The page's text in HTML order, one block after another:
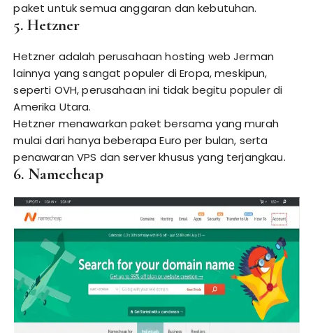
paket untuk semua anggaran dan kebutuhan.
5. Hetzner
Hetzner adalah perusahaan hosting web Jerman
lainnya yang sangat populer di Eropa, meskipun,
seperti OVH, perusahaan ini tidak begitu populer di
Amerika Utara.
Hetzner menawarkan paket bersama yang murah
mulai dari hanya beberapa Euro per bulan, serta
penawaran VPS dan server khusus yang terjangkau.
6. Namecheap